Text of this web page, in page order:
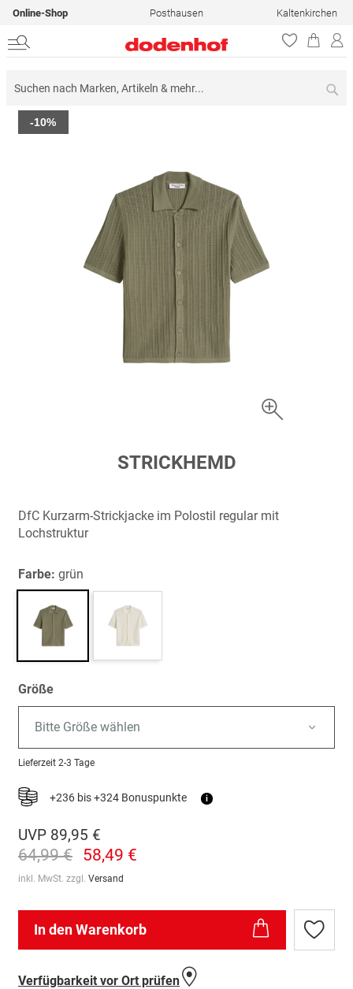
Online-Shop Posthausen Kaltenkirchen
Zum
Ende
-10%
springen
STRICKHEMD
DfC Kurzarm-Strickjacke im Polostil regular mit
Lochstruktur
Farbe: grün
Größe
Bitte Größe wählen
Lieferzeit 2-3 Tage
+236 bis +324 Bonuspunkte i
UVP 89,95 €
64,99 € 58,49 €
inkl. MwSt. zzgl. Versand
In den Warenkorb
Zur
Verfügbarkeit vor Ort prüfen